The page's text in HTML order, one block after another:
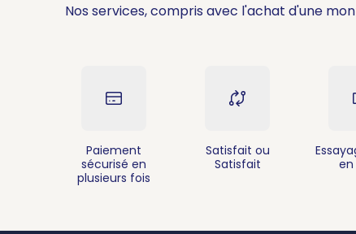
Nos services, compris avec l'achat d'une
Paiement
sécurisé en
plusieurs fois
Satisfait ou
Satisfait
en